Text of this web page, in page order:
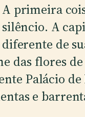
A primeira
silêncio. A
diferente de
das flores
Palácio
e